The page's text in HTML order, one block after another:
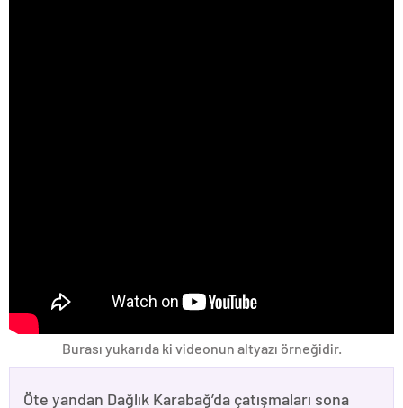
Burası yukarıda ki videonun altyazı örneğidir.
Öte yandan Dağlık Karabağ’da çatışmaları sona